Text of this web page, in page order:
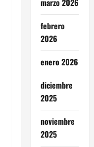
marzo 2026
febrero
2026
enero 2026
diciembre
2025
noviembre
2025